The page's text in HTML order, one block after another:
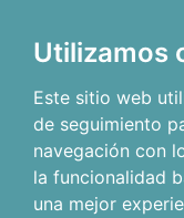
Utilizamos
Este sitio web
de seguimiento
navegación con
la funcionalidad
una mejor